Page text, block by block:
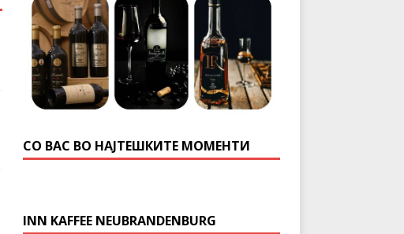
СО ВАС ВО НАЈТЕШКИТЕ МОМЕНТИ
INN KAFFEE NEUBRANDENBURG